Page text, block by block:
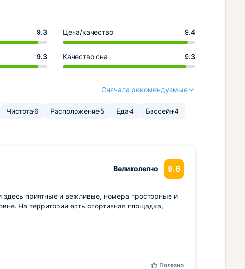
9.3 Цена/качество 9.4
9.3 Качество сна 9.3
Сначала рекомендуемые
Чистота 6 Расположение5 Еда4 Бассейн4
Великолепно 9.6
здесь приятные и вежливые, номера просторные и
На территории есть спортивная площадка,
Полезно